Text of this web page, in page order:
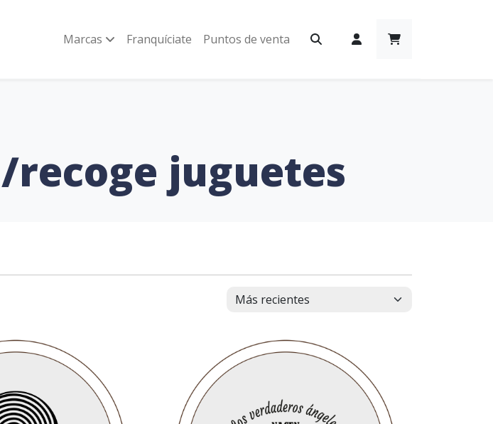
Marcas Franquíciate Puntos de venta
juguetes